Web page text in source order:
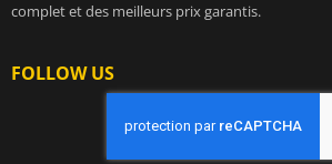
complet et des meilleurs prix garantis.
FOLLOW US